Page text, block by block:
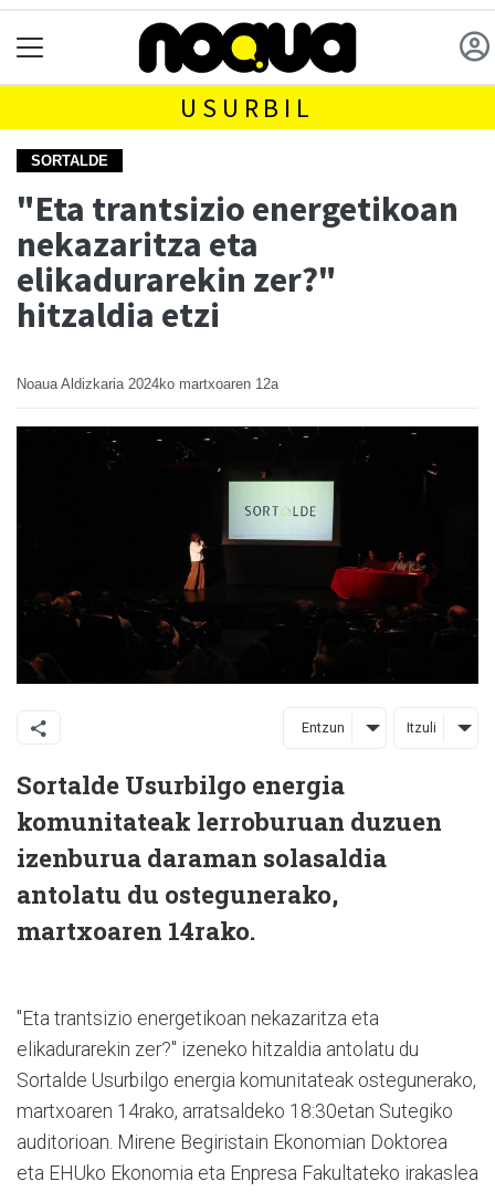
USURBIL
SORTALDE
"Eta trantsizio energetikoan
nekazaritza eta
elikadurarekin zer?"
hitzaldia etzi
Noaua Aldizkaria 2024ko martxoaren 12a
Entzun Itzuli
Sortalde Usurbilgo energia
komunitateak lerroburuan duzuen
izenburua daraman solasaldia
antolatu du ostegunerako,
martxoaren 14rako.
"Eta trantsizio energetikoan nekazaritza eta
elikadurarekin zer?" izeneko hitzaldia antolatu du
Sortalde Usurbilgo energia komunitateak ostegunerako,
martxoaren 14rako, arratsaldeko 18:30etan Sutegiko
auditorioan. Mirene Begiristain Ekonomian Doktorea
eta EHUko Ekonomia eta Enpresa Fakultateko irakaslea